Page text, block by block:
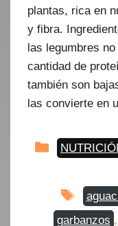
plantas, rica en
y fibra.
las legumbres
cantidad de
también son
las convierte en
Categorías
garbanzos ,